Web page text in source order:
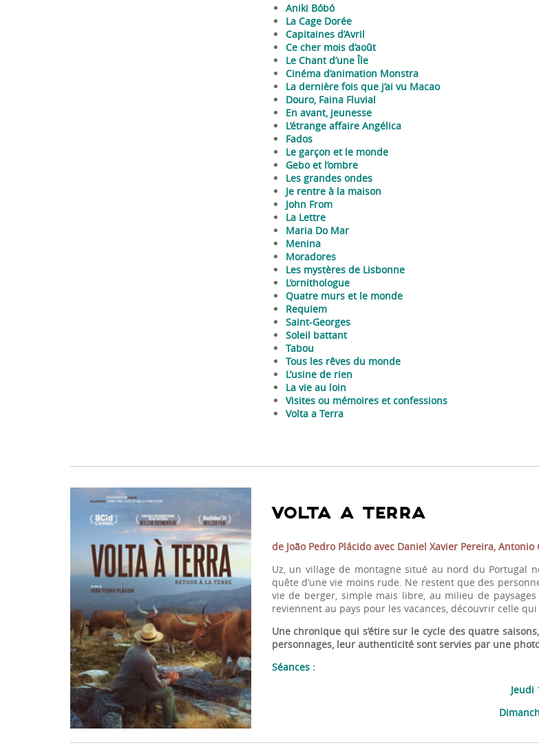
Aniki Bóbó
La Cage Dorée
Capitaines d’Avril
Ce cher mois d’août
Le Chant d’une Île
Cinéma d’animation Monstra
La dernière fois que j’ai vu Macao
Douro, Faina Fluvial
En avant, jeunesse
L’étrange affaire Angélica
Fados
Le garçon et le monde
Gebo et l’ombre
Les grandes ondes
Je rentre à la maison
John From
La Lettre
Maria Do Mar
Menina
Moradores
Les mystères de Lisbonne
L’ornithologue
Quatre murs et le monde
Requiem
Saint-Georges
Soleil battant
Tabou
Tous les rêves du monde
L’usine de rien
La vie au loin
Visites ou mémoires et confessions
Volta a Terra
VOLTA A TERRA
de João Pedro Plácido avec Daniel Xavier Pereira,
Uz, un village de montagne situé au nord du Portugal
quête d’une vie moins rude. Ne restent que des
vie de berger, simple mais libre, au milieu de
reviennent au pays pour les vacances, découvrir celle
Une chronique qui s’étire sur le cycle des quatre
personnages, leur authenticité sont servies par une
Séances :
Jeudi